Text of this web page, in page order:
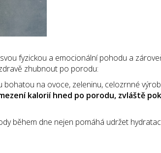
fyzickou a emocionální pohodu a
zhubnout po porodu:
na ovoce, zeleninu, celozrnné
kalorií hned po porodu, zvláště
během dne nejen pomáhá udržet